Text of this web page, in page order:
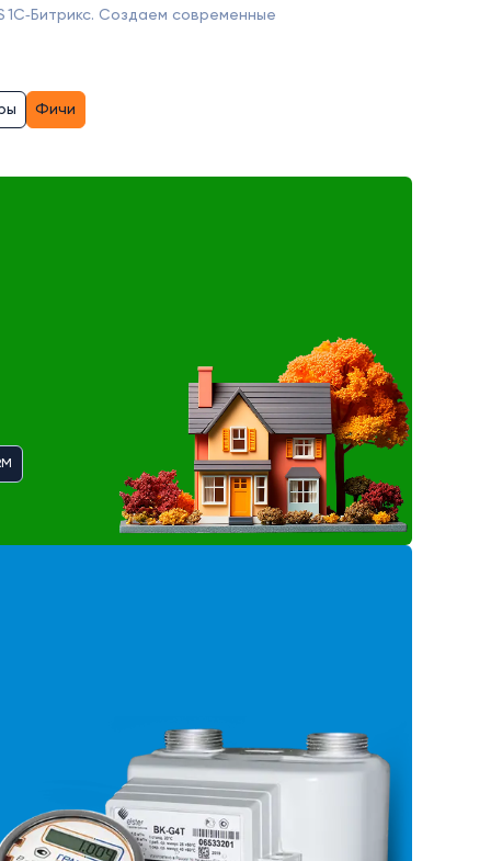
Создаем современные
Фичи